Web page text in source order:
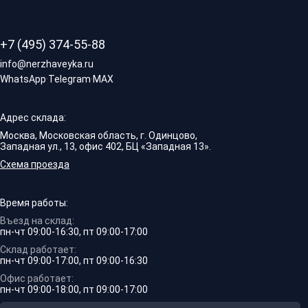
+7 (495) 374-55-88
info@nerzhaveyka.ru
WhatsApp·Telegram·MAX
Адрес склада:
Москва, Московская область, г. Одинцово,
Западная ул., 13, офис 402, БЦ «Западная 13».
Схема проезда
Время работы:
Въезд на склад:
пн-чт 09:00-16:30, пт 09:00-17:00
Склад работает:
пн-чт 09:00-17:00, пт 09:00-16:30
Офис работает:
пн-чт 09:00-18:00, пт 09:00-17:00